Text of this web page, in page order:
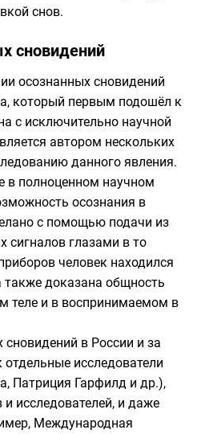
снов.
сновидений
осознанных сновидений
, который первым подошёл к
с исключительно научной
автором нескольких
данного явления.
в полноценном научном
осознания в
с помощью подачи из
сигналов глазами в то
человек находился
также доказана общность
теле и в воспринимаемом в
в России и за
исследователи
Патриция Гарфилд и др.),
и исследователей, и даже
Международная